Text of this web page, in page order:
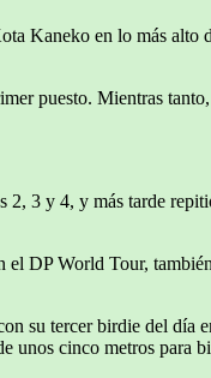
Kaneko en lo más alto
puesto. Mientras
3 y 4, y más tarde
DP World Tour,
su tercer birdie del día
unos cinco metros para